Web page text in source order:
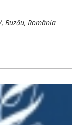
Buzău, România